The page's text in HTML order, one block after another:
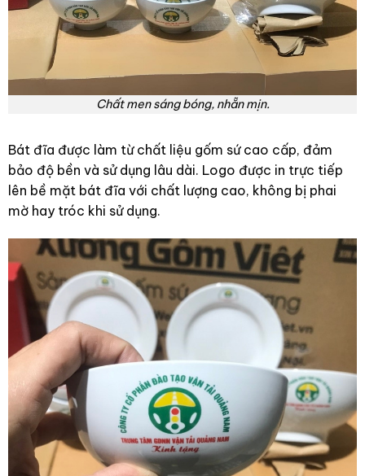
Chất men sáng bóng, nhẵn mịn.
Bát đĩa được làm từ chất liệu gốm sứ cao cấp, đảm
bảo độ bền và sử dụng lâu dài. Logo được in trực tiếp
lên bề mặt bát đĩa với chất lượng cao, không bị phai
mờ hay tróc khi sử dụng.